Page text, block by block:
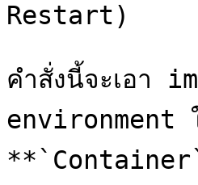
Restart)
คำสั่งนี้จะเอา
environment ใ